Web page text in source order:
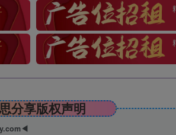
分享版权声明